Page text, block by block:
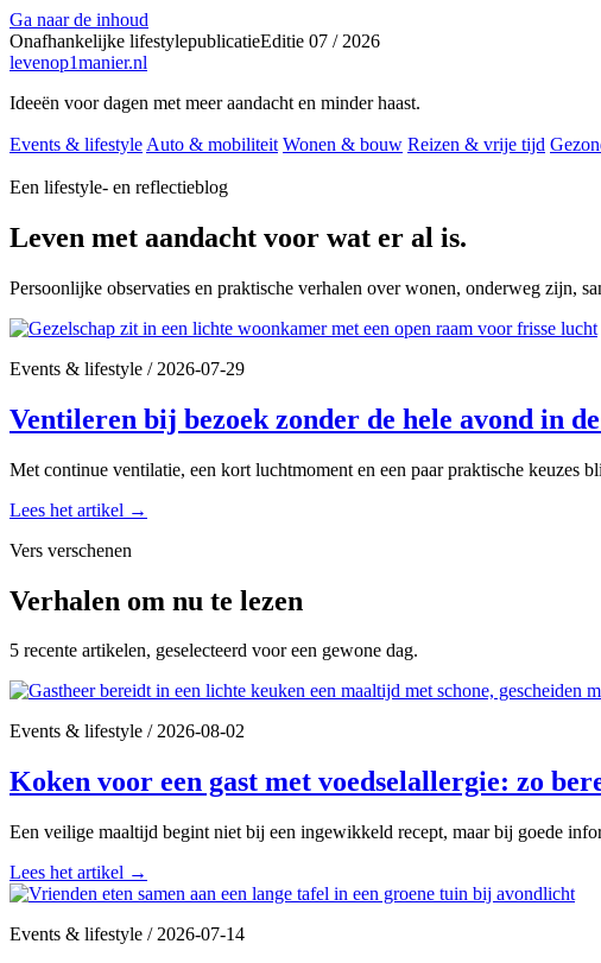
Ga naar de inhoud
Onafhankelijke lifestylepublicatieEditie 07 / 2026
levenop1manier.nl
Ideeën voor dagen met meer aandacht en minder haast.
Events & lifestyle Auto & mobiliteit Wonen & bouw Reizen & vrije tijd
Een lifestyle- en reflectieblog
Leven met aandacht voor wat er al is.
Persoonlijke observaties en praktische verhalen over wonen, onderweg zijn,
Events & lifestyle /2026-07-29
Ventileren bij bezoek zonder de hele avond in
Met continue ventilatie, een kort luchtmoment en een paar praktische keuzes
Lees het artikel →
Vers verschenen
Verhalen om nu te lezen
5 recente artikelen, geselecteerd voor een gewone dag.
Events & lifestyle /2026-08-02
Koken voor een gast met voedselallergie: zo
Een veilige maaltijd begint niet bij een ingewikkeld recept, maar bij goede
Lees het artikel →
Events & lifestyle /2026-07-14